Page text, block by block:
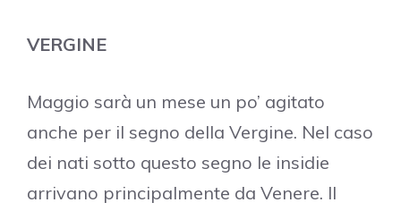
VERGINE
Maggio sarà un mese un po’ agitato
anche per il segno della Vergine. Nel caso
dei nati sotto questo segno le insidie
arrivano principalmente da Venere. Il